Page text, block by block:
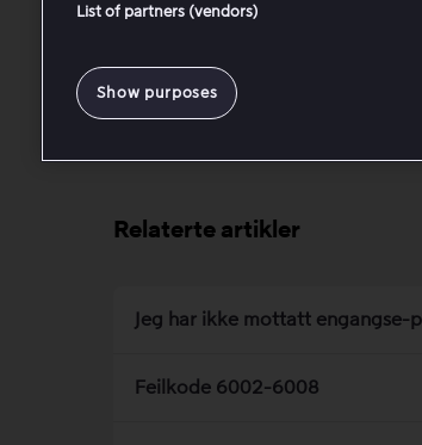
Relaterte artikler
Jeg har ikke mottatt engangse-
Feilkode 6002-6008
List of partners (vendors)
Show purposes